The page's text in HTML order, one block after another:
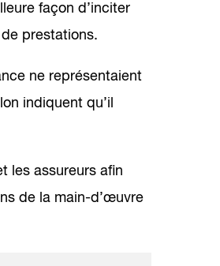
façon d’inciter
prestations.
ne représentaient
indiquent qu’il
les assureurs afin
de la main-d’œuvre